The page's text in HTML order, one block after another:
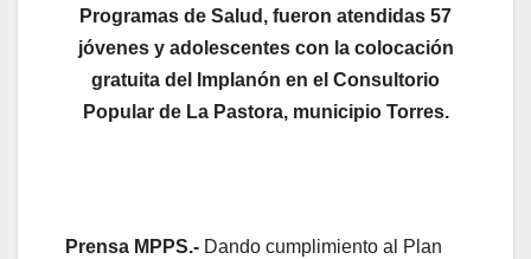
Programas de Salud, fueron atendidas 57
jóvenes y adolescentes con la colocación
gratuita del Implanón en el Consultorio
Popular de La Pastora, municipio Torres.
Prensa MPPS.- Dando cumplimiento al Plan